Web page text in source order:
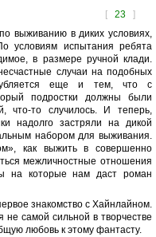
[ 23 ]
выживанию в диких условиях,
условиям испытания ребята
в размере ручной клади.
случаи на подобных
еще и тем, что с
подростки должны были
что-то случилось. И теперь,
надолго застряли на дикой
набором для выживания.
как выжить в совершенно
межличностные отношения
на которые нам даст роман
знакомство с Хайнлайном.
не самой сильной в творчестве
любовь к этому фантасту.